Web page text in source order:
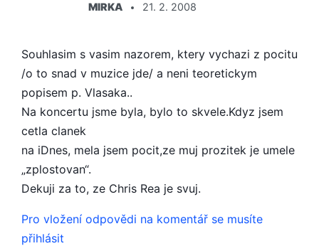
MIRKA
21. 2. 2008
Souhlasim s vasim nazorem, ktery vychazi z pocitu
/o to snad v muzice jde/ a neni teoretickym
popisem p. Vlasaka..
Na koncertu jsme byla, bylo to skvele.Kdyz jsem
cetla clanek
na iDnes, mela jsem pocit,ze muj prozitek je umele
„zplostovan“.
Dekuji za to, ze Chris Rea je svuj.
Pro vložení odpovědi na komentář se musíte
přihlásit